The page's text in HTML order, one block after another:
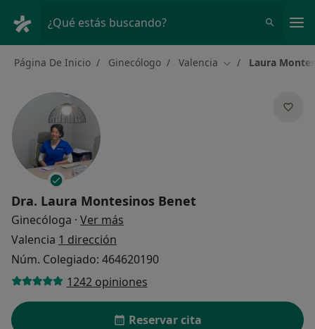
¿Qué estás buscando?
Página De Inicio Ginecólogo Valencia Cambiar de ciudad
Laura
Dra. Laura Montesinos Benet
Ginecóloga · Ver más
Valencia 1 dirección
Núm. Colegiado: 464620190
1242 opiniones
Reservar cita